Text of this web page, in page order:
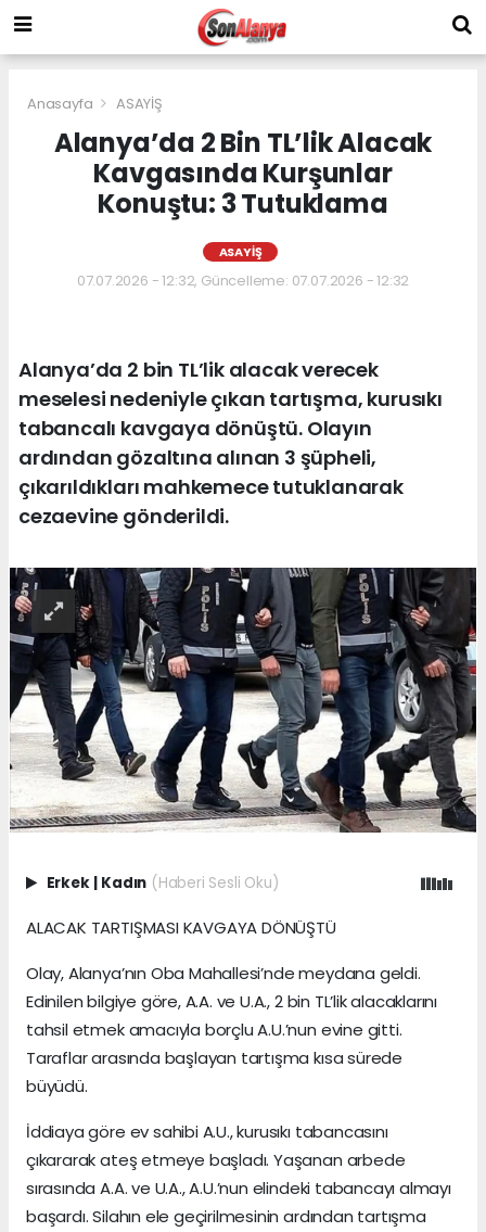
Anasayfa ASAYİŞ
Alanya’da 2 Bin TL’lik Alacak
Kavgasında Kurşunlar
Konuştu: 3 Tutuklama
ASAYİŞ
07.07.2026 - 12:32, Güncelleme: 07.07.2026 - 12:32
Alanya’da 2 bin TL’lik alacak verecek
meselesi nedeniyle çıkan tartışma, kurusıkı
tabancalı kavgaya dönüştü. Olayın
ardından gözaltına alınan 3 şüpheli,
çıkarıldıkları mahkemece tutuklanarak
cezaevine gönderildi.
Erkek Kadın (Haberi Sesli Oku)
ALACAK TARTIŞMASI KAVGAYA DÖNÜŞTÜ
Olay, Alanya’nın Oba Mahallesi’nde meydana geldi.
Edinilen bilgiye göre, A.A. ve U.A., 2 bin TL’lik alacaklarını
tahsil etmek amacıyla borçlu A.U.’nun evine gitti.
Taraflar arasında başlayan tartışma kısa sürede
büyüdü.
İddiaya göre ev sahibi A.U., kurusıkı tabancasını
çıkararak ateş etmeye başladı. Yaşanan arbede
sırasında A.A. ve U.A., A.U.’nun elindeki tabancayı almayı
başardı. Silahın ele geçirilmesinin ardından tartışma